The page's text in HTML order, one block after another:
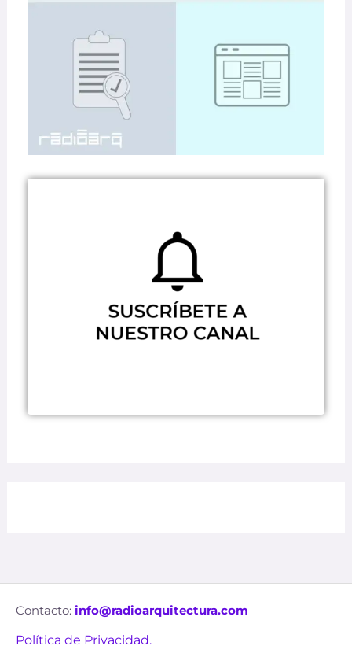
Contacto: info@radioarquitectura.com
Política de Privacidad.